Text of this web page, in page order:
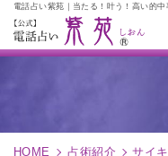
電話占い紫苑｜当たる！叶う！高い的
HOME 占術紹介 サイ